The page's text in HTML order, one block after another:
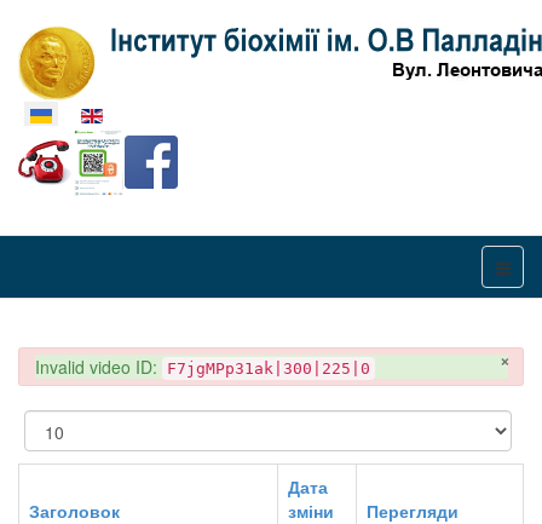
Оберіть свою мову
×
danger
Invalid video ID: F7jgMPp31ak|300|225|0
Показувати
Заголовок
Дата
зміни
Перегляди